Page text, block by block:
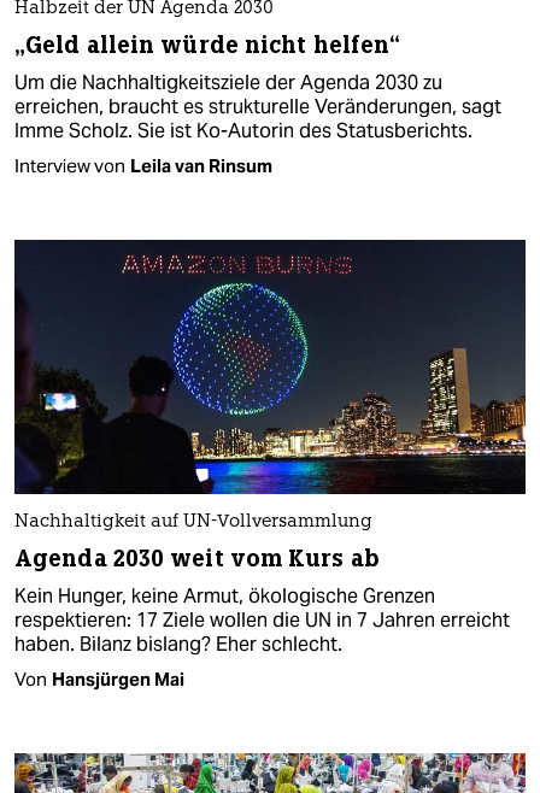
Halbzeit der UN Agenda 2030
„Geld allein würde nicht helfen“
Um die Nachhaltigkeitsziele der Agenda 2030 zu
erreichen, braucht es strukturelle Veränderungen, sagt
Imme Scholz. Sie ist Ko-Autorin des Statusberichts.
Interview von Leila van Rinsum
Nachhaltigkeit auf UN-Vollversammlung
Agenda 2030 weit vom Kurs ab
Kein Hunger, keine Armut, ökologische Grenzen
respektieren: 17 Ziele wollen die UN in 7 Jahren erreicht
haben. Bilanz bislang? Eher schlecht.
Von Hansjürgen Mai